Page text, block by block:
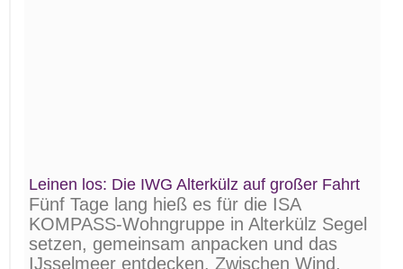
Leinen los: Die IWG Alterkülz auf großer Fahrt
Fünf Tage lang hieß es für die ISA
KOMPASS-Wohngruppe in Alterkülz Segel
setzen, gemeinsam anpacken und das
IJsselmeer entdecken. Zwischen Wind,